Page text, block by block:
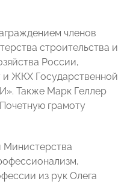
членов
строительства и
России,
и ЖКХ Государственной
Также Марк Геллер
грамоту
Министерства
из рук Олега